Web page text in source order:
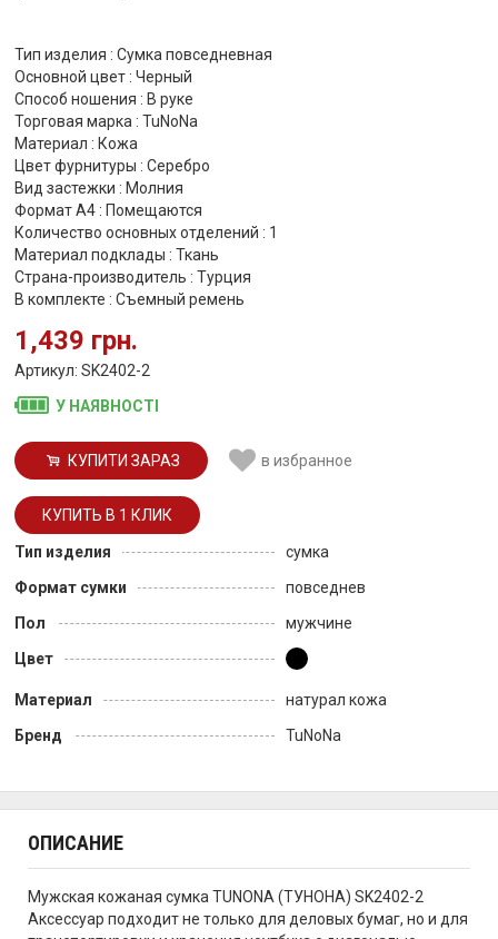
Тип изделия : Сумка повседневная
Основной цвет : Черный
Способ ношения : В руке
Торговая марка : TuNoNа
Материал : Кожа
Цвет фурнитуры : Серебро
Вид застежки : Молния
Формат А4 : Помещаются
Количество основных отделений : 1
Материал подклады : Ткань
Страна-производитель : Турция
В комплекте : Съемный ремень
1,439 грн.
Артикул: SK2402-2
У НАЯВНОСТІ
КУПИТИ ЗАРАЗ в избранное
Тип изделия
сумка
Формат сумки
повседнев
Пол
мужчине
Цвет
Материал
натурал кожа
Бренд
TuNoNа
ОПИСАНИЕ
Мужская кожаная сумка TUNONA (ТУНОНА) SK2402-2
Аксессуар подходит не только для деловых бумаг, но и для